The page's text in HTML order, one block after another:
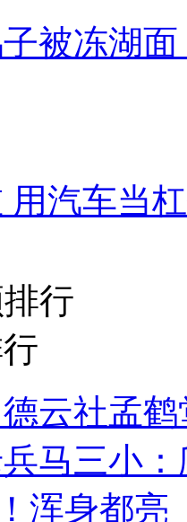
被冻湖
用汽车当
行
德云社孟
马三小
浑身都亮